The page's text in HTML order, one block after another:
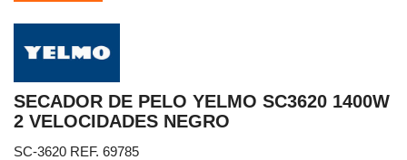
SECADOR DE PELO YELMO SC3620 1400W
2 VELOCIDADES NEGRO
SC-3620 REF. 69785